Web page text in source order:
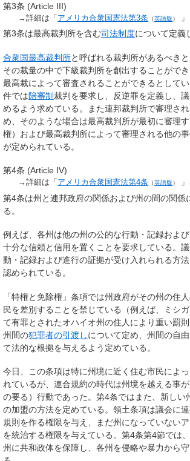
第3条 (Article III)
→詳細は「 アメリカ合衆国憲法第3条 （英語版）
第3条は最高裁判所を含む司法制度について定義
合衆国最高裁判所と呼ばれる裁判所があるべき
その裁量の中で下級裁判所を創出することがで
最高裁によって審査されることができるとして
件では陪審制裁判を要求し、反逆罪を定義し、
めるよう求めている。また連邦裁判所で審理さ
め、そのような場合は最高裁判所が最初に審理
権）および最高裁判所によって審理される他の
が定められている。
第4条 (Article IV)
→詳細は「 アメリカ合衆国憲法第4条 （英語版）
第4条は州と連邦政府の関係および州の間の関係
る。
例えば、各州は他の州の公的な行動・記録およ
十分な信頼と信用を置くことを要求している。
動・記録および進行の証拠が受け入れられる方
認められている。
「特権と免除権」条項では州政府がその州の住
民を差別することを禁じている（例えば、ミシ
て有罪とされたオハイオ州の住人により重い罰
州間の犯罪者の引渡しについて定め、州間の自
て法的な根拠を与えるよう定めている。
今日、この条項は特に州境に近く住む市民によ
れているが、連合規約の時代は州境を越える事
の要る）行動であった。第4条ではまた、新しい
の加盟の方法を定めている。領土条項は議会に
規則を作る権限を与え、まだ州になっていない
を統治する権限を与えている。第4条第4節では
州に共和政体を保障し、各州を侵略や暴力から